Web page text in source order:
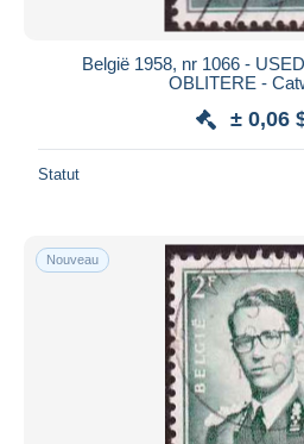
België 1958, nr 1066 -
OBLITERE -
± 0,06
Statut
Nouveau